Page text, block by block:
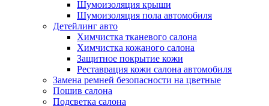
Шумоизоляция крыши
Шумоизоляция пола автомобиля
Детейлинг авто
Химчистка тканевого салона
Химчистка кожаного салона
Защитное покрытие кожи
Реставрация кожи салона автомобиля
Замена ремней безопасности на цветные
Пошив салона
Подсветка салона